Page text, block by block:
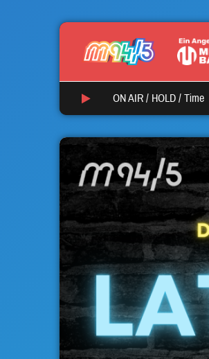
ON AIR / HOLD / Time